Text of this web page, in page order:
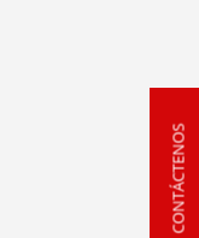
CONTÁCTENOS